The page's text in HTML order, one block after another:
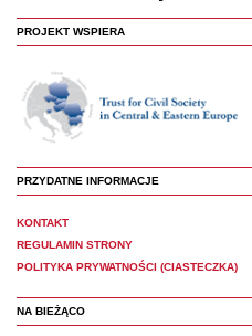
PROJEKT WSPIERA
PRZYDATNE INFORMACJE
KONTAKT
REGULAMIN STRONY
POLITYKA PRYWATNOŚCI (CIASTECZKA)
NA BIEŻĄCO